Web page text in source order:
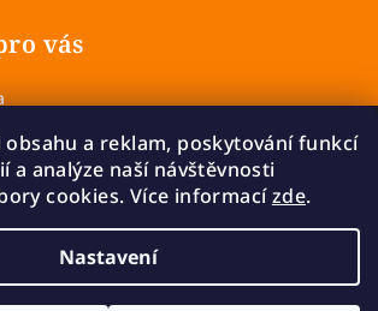
obsahu a reklam, poskytování funkcí
a analýze naší návštěvnosti
cookies. Více informacízde.
Nastavení
vás
údajů
zboží